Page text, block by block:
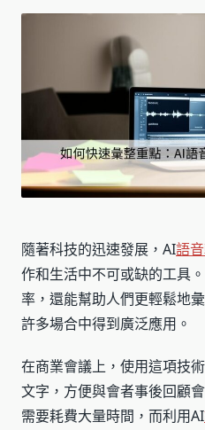
隨著科技的迅速發展，AI語
作和生活中不可或缺的工具
率，還能幫助人們更輕鬆地
許多場合中得到廣泛應用。
在商業會議上，使用這項技
文字，方便與會者事後回顧
需要耗費大量時間，而利用AI